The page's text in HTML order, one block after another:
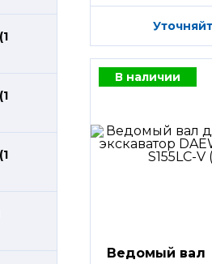
В наличии
Ведомый вал